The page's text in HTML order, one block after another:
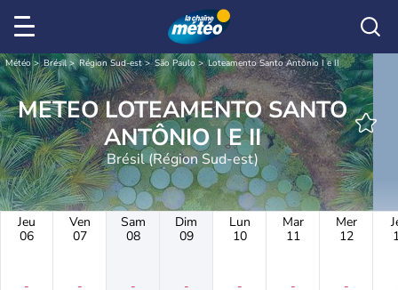
Météo Brésil Région Sud-est São Paulo Loteamento Santo Antônio I e II
METEO LOTEAMENTO SANTO
ANTÔNIO I E II
Brésil (Région Sud-est)
Jeu
06
-
Ven
07
-
Sam
08
-
Dim
09
-
Lun
10
-
Mar
11
-
Mer
12
-